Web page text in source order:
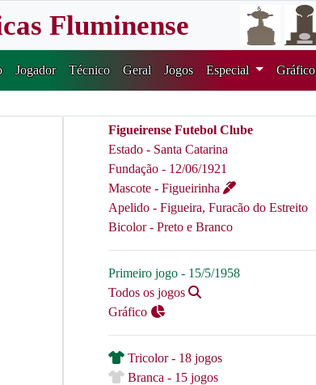
Fluminense
Jogador Técnico Geral Jogos Especial Gráfico
Figueirense Futebol Clube
Estado - Santa Catarina
Fundação - 12/06/1921
Mascote - Figueirinha
Apelido - Figueira, Furacão do Estreito
Bicolor - Preto e Branco
Primeiro jogo - 15/5/1958
Todos os jogos
Gráfico
Tricolor - 18 jogos
Branca - 15 jogos